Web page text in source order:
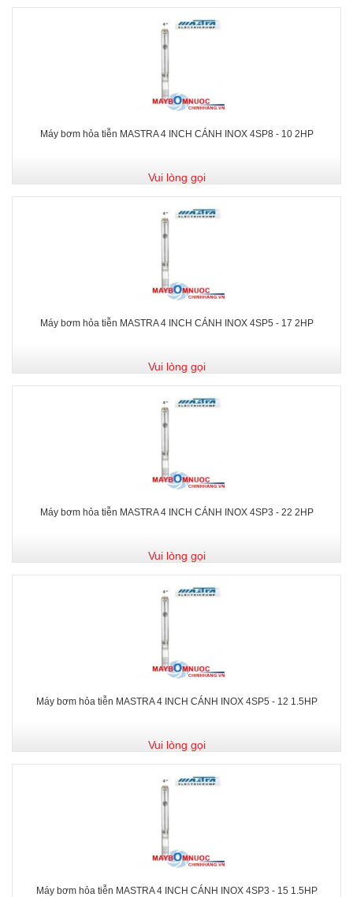
Máy bơm hỏa tiễn MASTRA 4 INCH CÁNH INOX 4SP8 - 10 2HP
Vui lòng gọi
Máy bơm hỏa tiễn MASTRA 4 INCH CÁNH INOX 4SP5 - 17 2HP
Vui lòng gọi
Máy bơm hỏa tiễn MASTRA 4 INCH CÁNH INOX 4SP3 - 22 2HP
Vui lòng gọi
Máy bơm hỏa tiễn MASTRA 4 INCH CÁNH INOX 4SP5 - 12 1.5HP
Vui lòng gọi
Máy bơm hỏa tiễn MASTRA 4 INCH CÁNH INOX 4SP3 - 15 1.5HP